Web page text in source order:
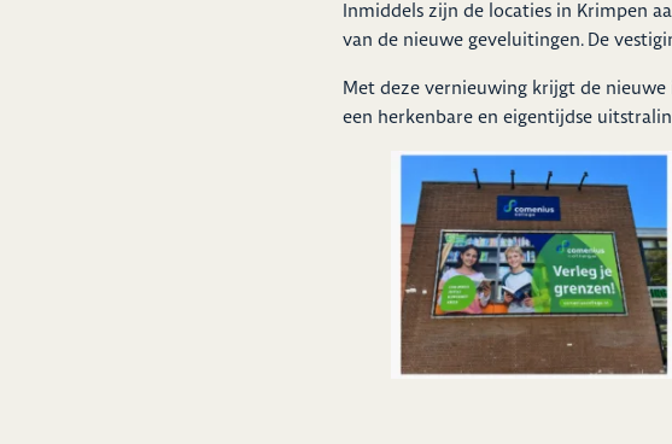
Inmiddels zijn de locaties in Krimpen
van de nieuwe geveluitingen. De
Met deze vernieuwing krijgt de
een herkenbare en eigentijdse